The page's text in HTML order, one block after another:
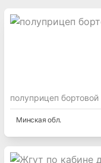
полуприцеп
Минская обл.